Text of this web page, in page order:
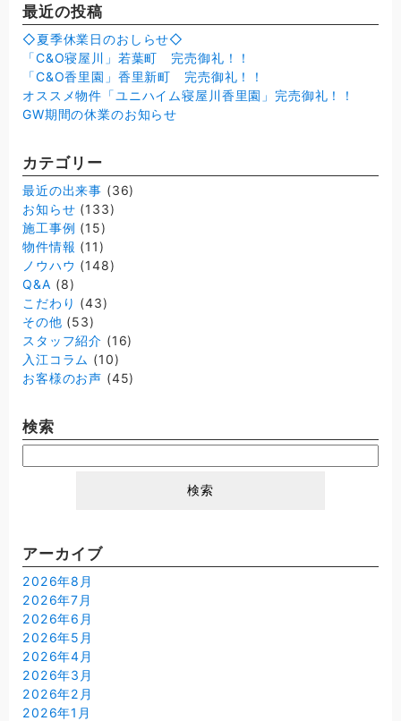
最近の投稿
◇夏季休業日のおしらせ◇
「C&O寝屋川」若葉町 完売御礼！！
「C&O香里園」香里新町 完売御礼！！
オススメ物件「ユニハイム寝屋川香里園」完売御礼！！
GW期間の休業のお知らせ
カテゴリー
最近の出来事 (36)
お知らせ (133)
施工事例 (15)
物件情報 (11)
ノウハウ (148)
Q&A (8)
こだわり (43)
その他 (53)
スタッフ紹介 (16)
入江コラム (10)
お客様のお声 (45)
検索
索:
アーカイブ
2026年8月
2026年7月
2026年6月
2026年5月
2026年4月
2026年3月
2026年2月
2026年1月